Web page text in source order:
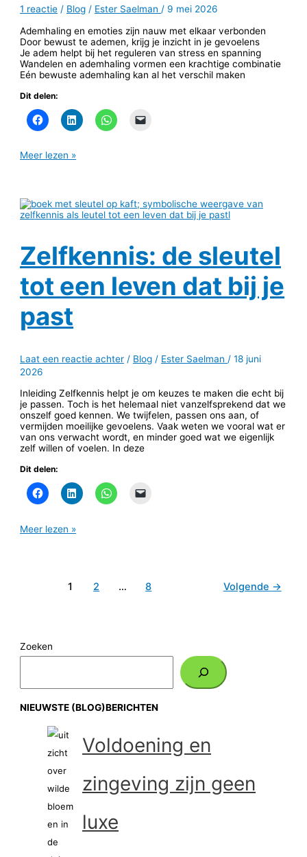
1 reactie / Blog / Ester Saelman/ 9 mei 2026
Ademhaling en emoties zijn nauw met elkaar verbonden
Door bewust te ademen, krijg je inzicht in je gevoelens
Je adem helpt bij het reguleren van stress en spanning
Wandelen en ademhaling vormen een krachtige combinatie
Eén bewuste ademhaling kan al het verschil maken
Dit delen:
Meer lezen »
Zelfkennis: de sleutel
tot een leven dat bij je
past
Laat een reactie achter / Blog / Ester Saelman /18 juni
2026
Inleiding Zelfkennis helpt je om keuzes te maken die echt bij
je passen. Toch is het helemaal niet vanzelfsprekend dat we
onszelf goed kennen. We twijfelen, passen ons aan, of
vermijden moeilijke gevoelens. Vaak weten we vooral wat er
van ons verwacht wordt, en minder goed wat we eigenlijk
zelf willen of voelen. In deze
Dit delen:
Meer lezen »
1 2 … 8 Volgende →
Zoeken
NIEUWSTE (BLOG)BERICHTEN
Voldoening en
zingeving zijn geen
luxe